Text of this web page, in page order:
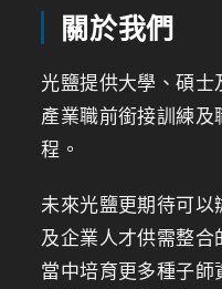
關於我們
光鹽提供大學、碩
產業職前銜接訓練
程。
未來光鹽更期待可
及企業人才供需整
當中培育更多種子